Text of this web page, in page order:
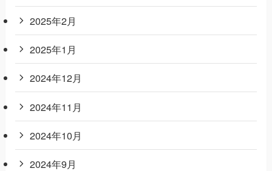
2025年2月
2025年1月
2024年12月
2024年11月
2024年10月
2024年9月